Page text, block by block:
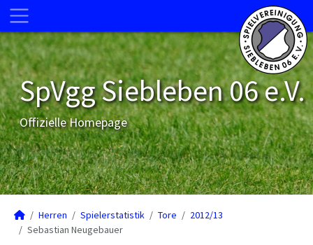
SpVgg Siebleben 06 e.V.
Offizielle Homepage
Herren Spielerstatistik Tore
2012/13
Sebastian Neugebauer